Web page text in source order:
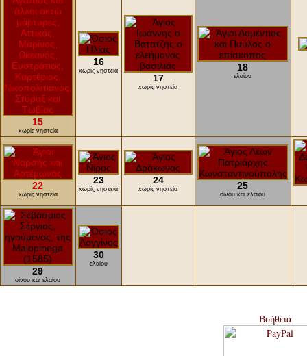
15
xωρίς νηστεία
16
xωρίς νηστεία
17
xωρίς νηστεία
18
ελαίου
22
xωρίς νηστεία
23
xωρίς νηστεία
24
xωρίς νηστεία 25
οίνου και ελαίου
29
οίνου και ελαίου
30
ελαίου
Βοήθεια